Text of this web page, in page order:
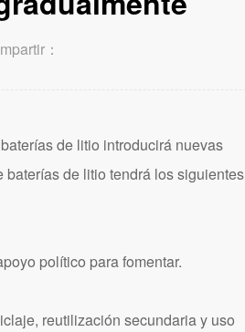
：
de litio introducirá nuevas
de litio tendrá los siguientes
político para fomentar.
reutilización secundaria y uso